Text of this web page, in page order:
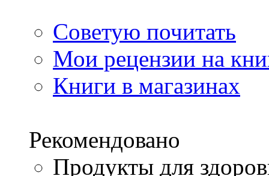
Советую почитать
Мои рецензии на
Книги в магазинах
Рекомендовано
Продукты для